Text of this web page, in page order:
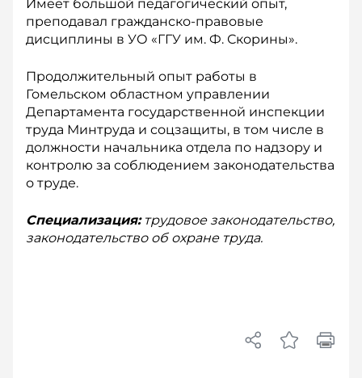
Имеет большой педагогический опыт,
преподавал гражданско-правовые
дисциплины в УО «ГГУ им. Ф. Скорины».
Продолжительный опыт работы в
Гомельском областном управлении
Департамента государственной инспекции
труда Минтруда и соцзащиты, в том числе в
должности начальника отдела по надзору и
контролю за соблюдением законодательства
о труде.
Специализация:трудовое законодательство,
законодательство об охране труда.